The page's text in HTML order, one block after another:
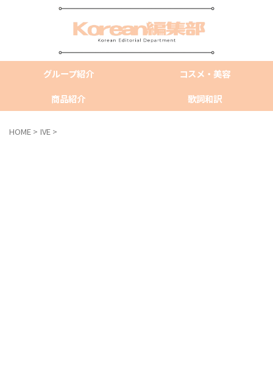
グループ紹介
コスメ・美容
商品紹介
歌詞和訳
HOME > IVE >